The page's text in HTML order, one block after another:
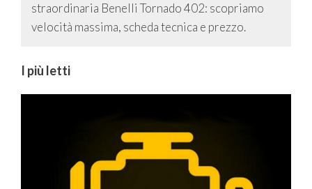
straordinaria Benelli Tornado 402: scopriamo
velocità massima, scheda tecnica e prezzo.
I più letti